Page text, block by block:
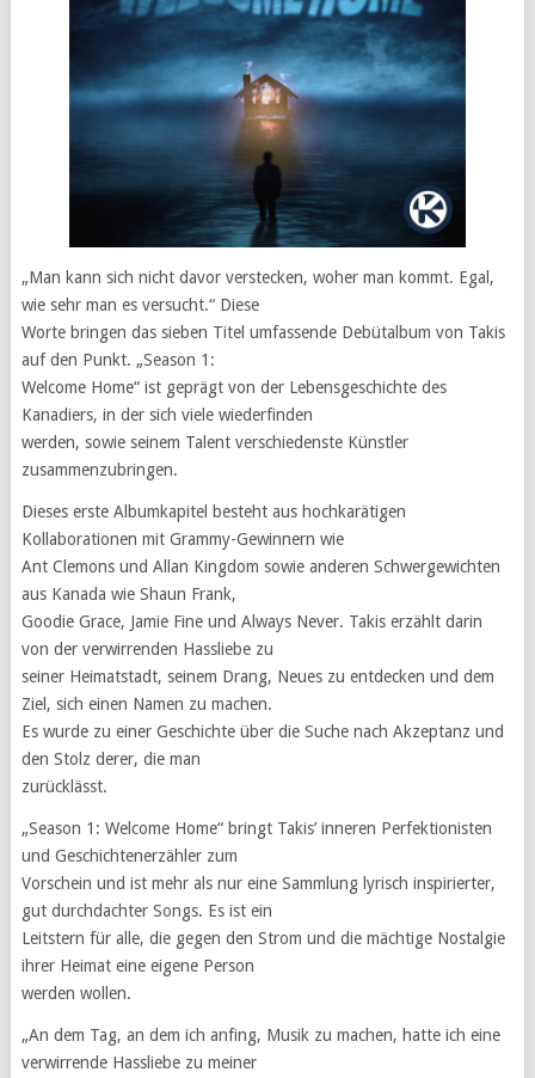
„Man kann sich nicht davor verstecken, woher man kommt. Egal,
wie sehr man es versucht.“ Diese
Worte bringen das sieben Titel umfassende Debütalbum von Takis
auf den Punkt. „Season 1:
Welcome Home“ ist geprägt von der Lebensgeschichte des
Kanadiers, in der sich viele wiederfinden
werden, sowie seinem Talent verschiedenste Künstler
zusammenzubringen.
Dieses erste Albumkapitel besteht aus hochkarätigen
Kollaborationen mit Grammy-Gewinnern wie
Ant Clemons und Allan Kingdom sowie anderen Schwergewichten
aus Kanada wie Shaun Frank,
Goodie Grace, Jamie Fine und Always Never. Takis erzählt darin
von der verwirrenden Hassliebe zu
seiner Heimatstadt, seinem Drang, Neues zu entdecken und dem
Ziel, sich einen Namen zu machen.
Es wurde zu einer Geschichte über die Suche nach Akzeptanz und
den Stolz derer, die man
zurücklässt.
„Season 1: Welcome Home“ bringt Takis’ inneren Perfektionisten
und Geschichtenerzähler zum
Vorschein und ist mehr als nur eine Sammlung lyrisch inspirierter,
gut durchdachter Songs. Es ist ein
Leitstern für alle, die gegen den Strom und die mächtige Nostalgie
ihrer Heimat eine eigene Person
werden wollen.
„An dem Tag, an dem ich anfing, Musik zu machen, hatte ich eine
verwirrende Hassliebe zu meiner